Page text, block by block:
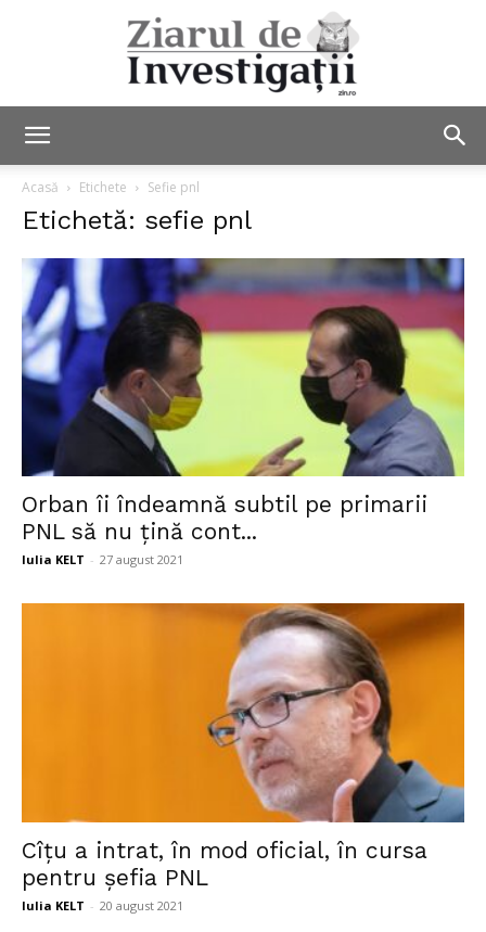
Investigații
Acasă Etichete Sefie pnl
Etichetă: sefie pnl
Orban îi îndeamnă subtil pe primarii
PNL să nu țină cont...
Iulia KELT - 27 august 2021
Cîțu a intrat, în mod oficial, în cursa
pentru șefia PNL
Iulia KELT - 20 august 2021